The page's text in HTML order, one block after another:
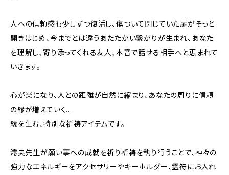
人への信頼感も少しずつ復活し、傷ついて閉じていた扉がそっと
開きはじめ、今までとは違うあたたかい繋がりが生まれ、あなた
を理解し、寄り添ってくれる友人、本音で話せる相手へと恵まれて
いきます。
心が楽になり、人との距離が自然に縮まり、あなたの周りに信頼
の縁が増えていく…
縁を生む、特別な祈祷アイテムです。
澪央先生が願い事への成就を祈り祈祷を執り行うことで、神々の
強力なエネルギーをアクセサリーやキーホルダー、霊符にお入れ